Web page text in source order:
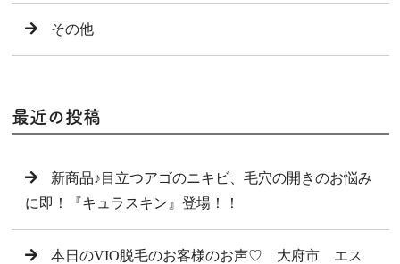
その他
最近の投稿
新商品♪目立つアゴのニキビ、毛穴の開きのお悩み
に即！『キュラスキン』登場！！
本日のVIO脱毛のお客様のお声♡ 大府市 エス